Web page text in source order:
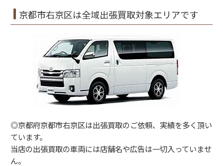
京都市右京区は全域出張買取対象エリアです
◎京都府京都市右京区は出張買取のご依頼、実績を多く頂い
ています。
当店の出張買取の車両には店舗名や広告は一切入っていませ
ん。